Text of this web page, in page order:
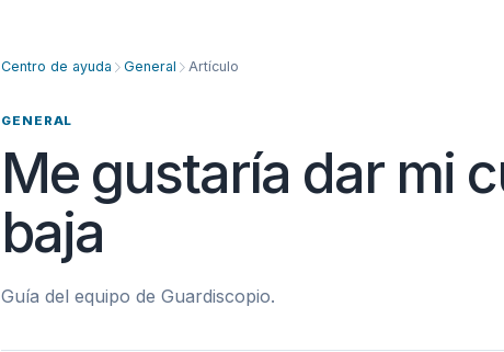
Centro de ayuda General Artículo
GENERAL
Me gustaría dar mi
baja
Guía del equipo de Guardiscopio.